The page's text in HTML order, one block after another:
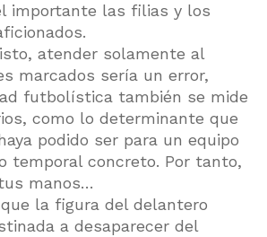
importante las filias y los
atender solamente al
marcados sería un error,
futbolística también se mide
como lo determinante que
podido ser para un equipo
temporal concreto. Por tanto,
manos…
la figura del delantero
a desaparecer del